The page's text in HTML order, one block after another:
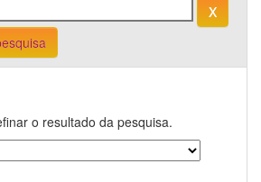
o resultado da pesquisa.